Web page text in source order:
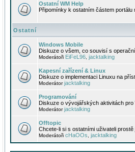
Ostatní WM Help
Připomínky k ostatním částem portálu
Ostatní
Windows Mobile
Diskuze o všem, co souvisí s
Moderátoři EiFeL96 jacktalking
Kapesní zařízení & Linux
Diskuze o implementaci Linuxu na
Moderátorjacktalking
Programování
Diskuze o vývojářských aktivitách pro
Moderátorjacktalking
Offtopic
Chcete-li si s ostatními uživateli prostě
Moderátoři cHaOOs jacktalking